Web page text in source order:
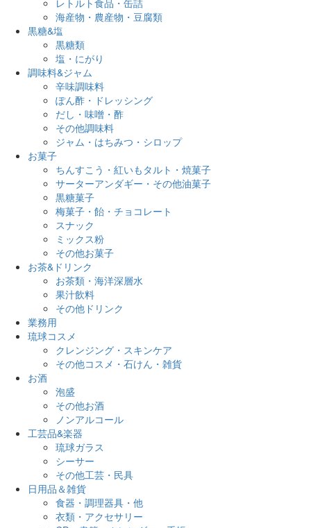
海産物・農産物・豆腐類
黒糖&塩
黒糖類
塩・にがり
調味料&ジャム
辛味調味料
ぽん酢・ドレッシング
だし・味噌・酢
その他調味料
ジャム・はちみつ・シロップ
お菓子
ちんすこう・紅いもタルト・焼菓子
サーターアンダギー・その他油菓子
黒糖菓子
梅菓子・飴・チョコレート
スナック
ミックス粉
その他お菓子
お茶&ドリンク
お茶類・海洋深層水
果汁飲料
その他ドリンク
業務用
琉球コスメ
クレンジング・スキンケア
その他コスメ・石けん・雑貨
お酒
泡盛
その他お酒
ノンアルコール
工芸品&楽器
琉球ガラス
シーサー
その他工芸・民具
日用品＆雑貨
食器・調理器具・他
衣類・アクセサリー